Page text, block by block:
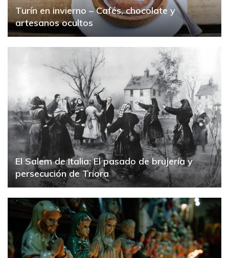
Turín en invierno – Cafés, chocolate y
artesanos ocultos
El Salem de Italia: El pasado de brujería y
persecución de Triora